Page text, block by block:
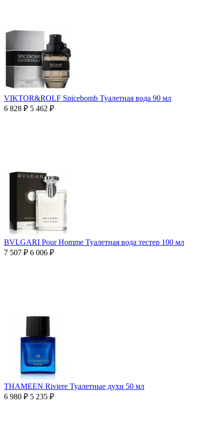
VIKTOR&ROLF Spicebomb Туалетная вода 90 мл
6 828 ₽ 5 462 ₽
BVLGARI Pour Homme Туалетная вода тестер 100 мл
7 507 ₽ 6 006 ₽
THAMEEN Riviere Туалетные духи 50 мл
6 980 ₽ 5 235 ₽